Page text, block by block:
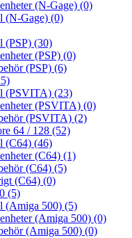
(N-Gage) (0)
(N-Gage) (0)
(PSP) (30)
(PSP) (0)
(PSP) (6)
(PSVITA) (23)
(PSVITA) (0)
(PSVITA) (2)
64 / 128 (52)
(C64) (46)
(C64) (1)
(C64) (5)
(C64) (0)
(5)
(Amiga 500) (5)
(Amiga 500) (0)
(Amiga 500) (0)